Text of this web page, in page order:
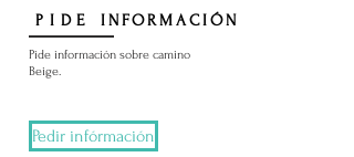
PIDE INFORMACIÓN
Pide información sobre camino
Beige.
Pedir infórmación